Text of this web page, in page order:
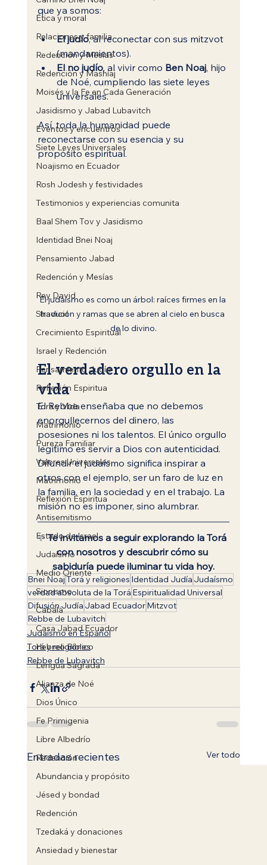
Ética y moral
Relaciones y familia
Redención y Mesías
Redención y Mashíaj
Moisés y la Fe en Cada Generación
Jasidismo y Jabad Lubavitch
Eventos y encuentros
Siete Leyes Universales
Noajismo en Ecuador
Rosh Jodesh y festividades
Testimonios y experiencias comunita
Baal Shem Tov y Jasidismo
Identidad Bnei Noaj
Pensamiento Jabad
Redención y Mesías
Rey David
Shavuot
Crecimiento Espiritual
Israel y Redención
Pensamiento Judío
Reflexión Espiritua
Torá y Vida
Matrimonio
Pureza Familiar
Valores Universales
Matrimonio
Reflexión Espiritua
Antisemitismo
Estado de Israel
Judaísmo
Medio Oriente
Sionismo
Cabalá
Casa Jabad Ecuador
Hebreo Bíblico
Lengua Sagrada
Alianza de Noé
Dios Único
Fe Primigenia
Libre Albedrío
Redención
Abundancia y propósito
Jésed y bondad
Redención
Tzedaká y donaciones
Ansiedad y bienestar
que ya somos:
El judío, al reconectar con sus mitzvot
(mandamientos).
El no judío, al vivir como Ben Noaj, hijo
de Noé, cumpliendo las siete leyes
universales.
Así, toda la humanidad puede
reconectarse con su esencia y su
propósito espiritual.
El judaísmo es como un árbol: raíces firmes en la
tradición y ramas que se abren al cielo en busca
de lo divino.
El verdadero orgullo en la
vida
El Rebbe enseñaba que no debemos
enorgullecernos del dinero, las
posesiones ni los talentos. El único orgullo
legítimo es servir a Dios con autenticidad.
Difundir el judaísmo significa inspirar a
otros con el ejemplo, ser un faro de luz en
la familia, en la sociedad y en el trabajo. La
misión no es imponer, sino alumbrar.
✨ Te invitamos a seguir explorando la Torá
con nosotros y descubrir cómo su
sabiduría puede iluminar tu vida hoy.
Bnei NoajTorá y religiones Identidad Judía Judaísmo
verdad absoluta de la Torá Espiritualidad Universal
Difusión Judía Jabad EcuadorMitzvot
Rebbe de Lubavitch
Judaísmo en Español
Torá y religiones
Rebbe de Lubavitch
Entradas recientes Ver todo